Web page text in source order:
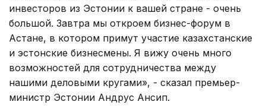
инвесторов из Эстонии к вашей стране - очень
большой. Завтра мы откроем бизнес-форум в
Астане, в котором примут участие казахстанские
и эстонские бизнесмены. Я вижу очень много
возможностей для сотрудничества между
нашими деловыми кругами», - сказал премьер-
министр Эстонии Андрус Ансип.